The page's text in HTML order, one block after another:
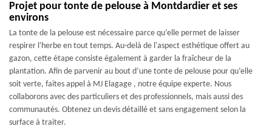
Projet pour tonte de pelouse à Montdardier et ses
environs
La tonte de la pelouse est nécessaire parce qu’elle permet de laisser
respirer l'herbe en tout temps. Au-delà de l'aspect esthétique offert au
gazon, cette étape consiste également à garder la fraîcheur de la
plantation. Afin de parvenir au bout d’une tonte de pelouse pour qu’elle
soit verte, faites appel à MJ Elagage , notre équipe experte. Nous
collaborons avec des particuliers et des professionnels, mais aussi des
communautés. Obtenez un devis détaillé et sans engagement selon la
surface à traiter.